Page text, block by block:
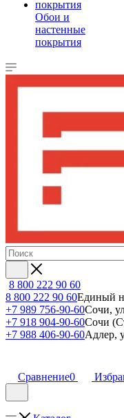
Обои и
настенные
покрытия
8 800 222 90 60
8 800 222 90 60Единый
+7 989 756-90-60Сочи,
+7 918 904-90-60Сочи
+7 988 406-90-60Адлер,
Сравнение0